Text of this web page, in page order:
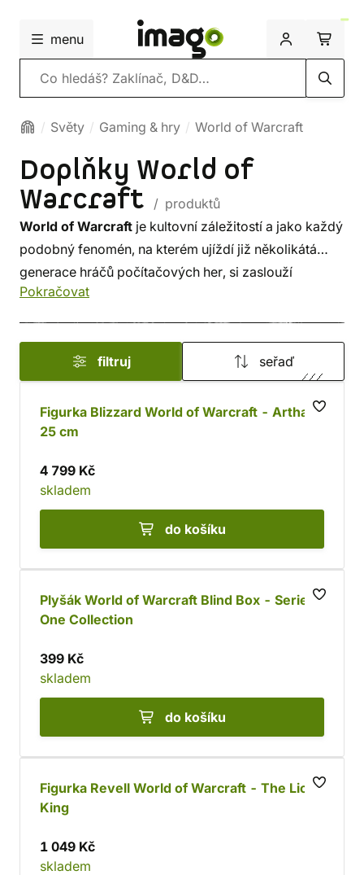
menu
Vyhledávání
Světy Gaming & hry World of Warcraft
Doplňky World of
Warcraft
/ produktů
World of Warcraft je kultovní záležitostí a jako každý
podobný fenomén, na kterém ujíždí již několikátá
generace hráčů počítačových her, si zaslouží
i tematické doplňky. Šály a čepice zahřejí i toho
S klíčenkou, prstenem a kšiltovkou na hlavě zase
můžete vyrazit do reality všedního dne, až vás
přetížený server vyžene od počítačové obrazovky.
Pokračovat
filtruj seřaď
Figurka Blizzard World of Warcraft - Arthas
25 cm
4 799 Kč
skladem
do košíku
Plyšák World of Warcraft Blind Box - Series
One Collection
399 Kč
skladem
do košíku
Figurka Revell World of Warcraft - The Lich
King
1 049 Kč
skladem